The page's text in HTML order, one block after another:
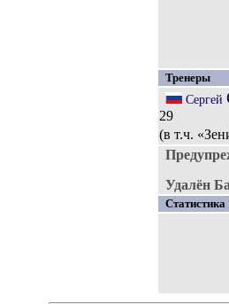
Тренеры
Сергей
29
(в т.ч.
Удалён
Статистика